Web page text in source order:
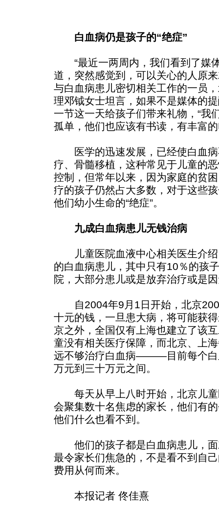
白血病仍是孩子的“绝症”
“最近一两周内，我们看到了媒
道，突然感觉到，可以关心的人原
与白血病患儿密切相关工作的一员
理邓钺女士坦言，如果不是媒体的
一节这一天给孩子们带来礼物，“我
孤单，他们也应该有书读，有丰富
医学的迅速发展，已经使白血病
疗、骨髓移植，这种常见于儿童的
控制，但常年以来，因为家庭的贫
疗的孩子仍然占大多数，对于这些
他们幼小生命的“绝症”。
九成白血病患儿无钱治病
儿童医院血液中心相关医生介绍
的白血病患儿，其中只有10％的孩
院，大部分患儿或是放弃治疗或是
自2004年9月1日开始，北京200
十元的钱，一旦患大病，将可能获
京之外，全国仅有上海也建立了该
童没有相关医疗保障，而北京、上
远不够治疗白血病———目前每个白
万元到三十万元之间。
每天从早上八时开始，北京儿童
会聚集数十名焦虑的家长，他们有
他们什么也看不到。
他们的孩子都是白血病患儿，面
最令家长们焦急的，不是看不到自
费用从何而来。
本报记者 佟佳熹